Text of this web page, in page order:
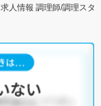
人情報 調理師/調理スタ